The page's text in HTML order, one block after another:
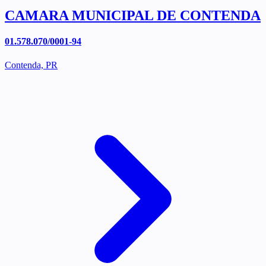
CAMARA MUNICIPAL DE CONTENDA
01.578.070/0001-94
Contenda, PR